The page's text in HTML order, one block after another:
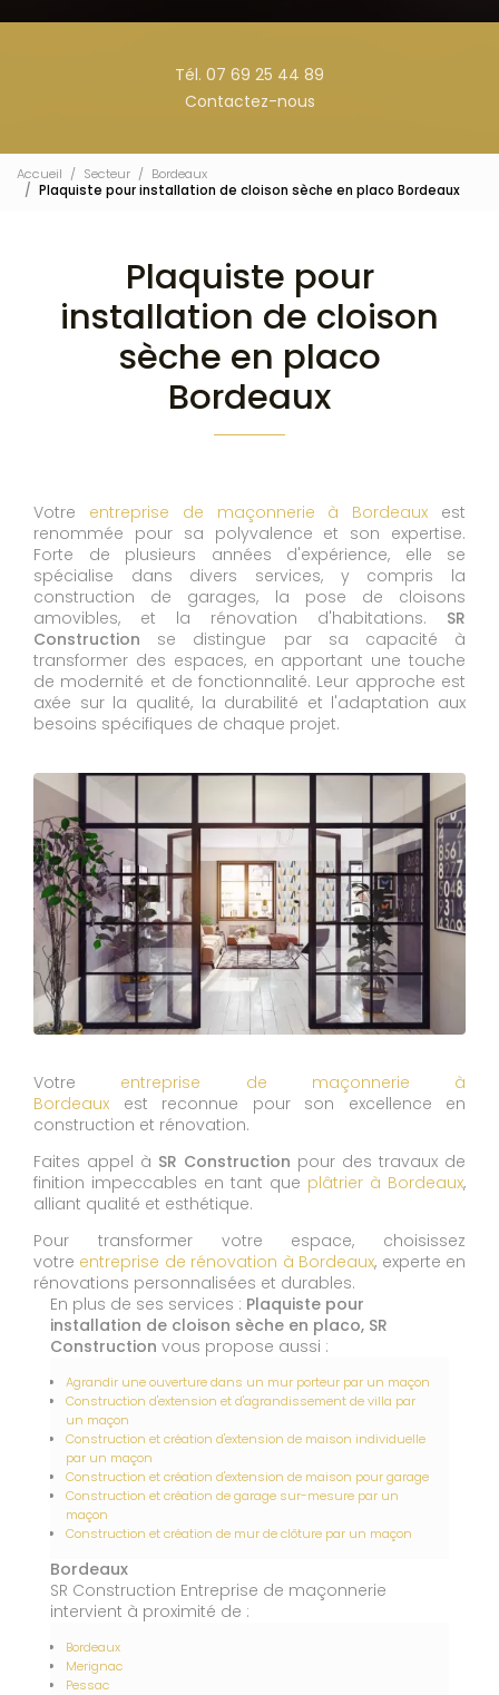
Tél. 07 69 25 44 89
Contactez-nous
Accueil Secteur
Bordeaux
Plaquiste pour installation de cloison sèche en placo Bordeaux
Plaquiste pour
installation de cloison
sèche en placo
Bordeaux
Votre entreprise de maçonnerie à Bordeaux est
renommée pour sa polyvalence et son expertise.
Forte de plusieurs années d'expérience, elle se
spécialise dans divers services, y compris la
construction de garages, la pose de cloisons
amovibles, et la rénovation d'habitations. SR
Construction se distingue par sa capacité à
transformer des espaces, en apportant une touche
de modernité et de fonctionnalité. Leur approche est
axée sur la qualité, la durabilité et l'adaptation aux
besoins spécifiques de chaque projet.
Votre entreprise de maçonnerie à
Bordeaux est reconnue pour son excellence en
construction et rénovation.
Faites appel à SR Construction pour des travaux de
finition impeccables en tant que plâtrier à Bordeaux,
alliant qualité et esthétique.
Pour transformer votre espace, choisissez
votre entreprise de rénovation à Bordeaux, experte en
rénovations personnalisées et durables.
En plus de ses services : Plaquiste pour
installation de cloison sèche en placo, SR
Construction vous propose aussi :
Agrandir une ouverture dans un mur porteur par un maçon
Construction d'extension et d'agrandissement de villa par
un maçon
Construction et création d'extension de maison individuelle
par un maçon
Construction et création d'extension de maison pour garage
Construction et création de garage sur-mesure par un
maçon
Construction et création de mur de clôture par un maçon
Bordeaux
SR Construction Entreprise de maçonnerie
intervient à proximité de :
Bordeaux
Merignac
Pessac